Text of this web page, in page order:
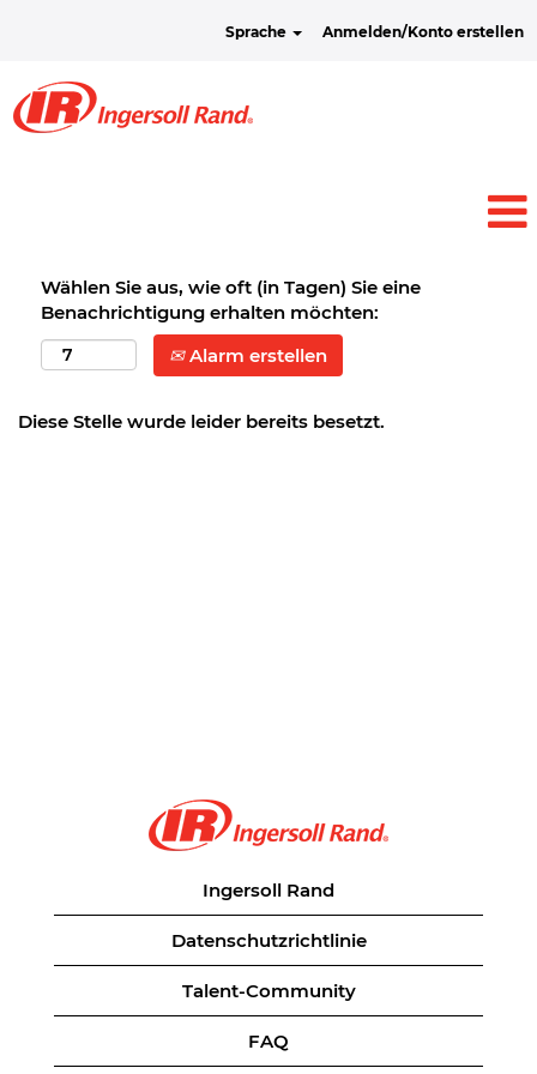
Sprache Anmelden/Konto erstellen
Wählen Sie aus, wie oft (in Tagen) Sie eine
Benachrichtigung erhalten möchten:
Alarm erstellen
Diese Stelle wurde leider bereits besetzt.
Ingersoll Rand
Datenschutzrichtlinie
Talent-Community
FAQ